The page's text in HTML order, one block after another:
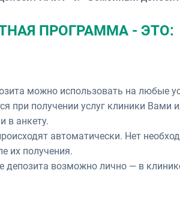
ПРОГРАММА - ЭТО:
можно использовать на любые
при получении услуг клиники Вами
в анкету.
автоматически. Нет
их получения.
депозита возможно лично — в